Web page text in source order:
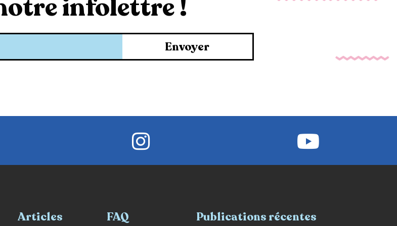
infolettre !
Envoyer
Articles FAQ Publications récentes